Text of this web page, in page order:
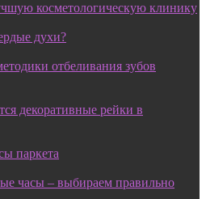
косметологическую клинику
духи?
отбеливания зубов
декоративные рейки в
паркета
часы – выбираем правильно